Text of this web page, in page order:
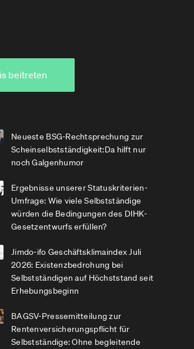
beitreten
Neueste BSG-Rechtsprechung zur
Scheinselbstständigkeit:Da hilft nur
noch Galgenhumor
Ergebnisse unserer Statuskriterien-
Umfrage: Wie viele Selbstständige
würden die Bedingungen des DIHK-
Gesetzentwurfs erfüllen?
Jimdo-ifo Geschäftsklimaindex Juli
2026: Existenzbedrohung bei
Selbstständigen auf Höchststand seit
Erhebungsbeginn
BAGSV-Pressemitteilung zur
Rentenversicherungspflicht für
Selbstständige: Ohne begleitende